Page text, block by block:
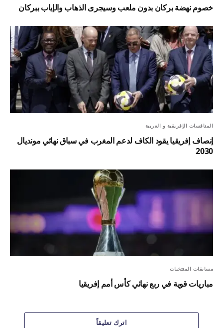
خصوم نهضة بركان بدون ملعب وسيجرى الذهاب والإياب ببركان
المنافسات الإفريقية و العربية
إنصاف إفريقيا يقود الكاف لدعم المغرب في سباق نهائي مونديال
2030
مسابقات المنتخبات
مباريات قوية في ربع نهائي كأس أمم إفريقيا
اترك تعليقاً